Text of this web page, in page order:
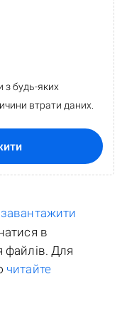
з будь-яких
втрати даних.
в
файлів. Для
читайте